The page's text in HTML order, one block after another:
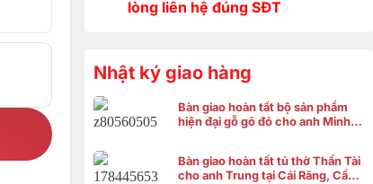
lòng liên hệ đúng SĐT
Nhật ký giao hàng
Bàn giao hoàn tất bộ sản phẩm
hiện đại gỗ gõ đỏ cho anh Minh ở
Bàn giao hoàn tất tủ thờ Thần Tài
cho anh Trung tại Cái Răng, Cần